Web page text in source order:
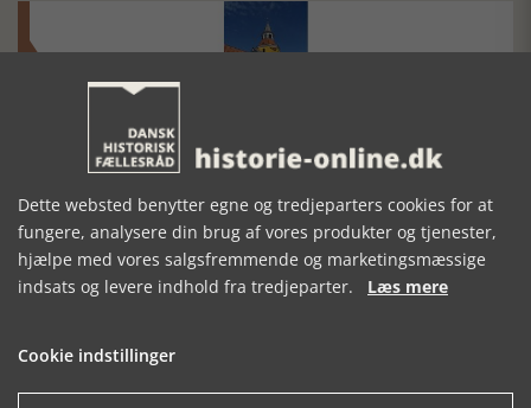
Historisk festival i Faaborg
FOBURGH Faaborg Internationale Historie Festival 2026 30.
oktober - 1. november 2026
Dette websted benytter egne og tredjeparters cookies for at
fungere, analysere din brug af vores produkter og tjenester,
hjælpe med vores salgsfremmende og marketingsmæssige
indsats og levere indhold fra tredjeparter. Læs mere
Cookie indstillinger